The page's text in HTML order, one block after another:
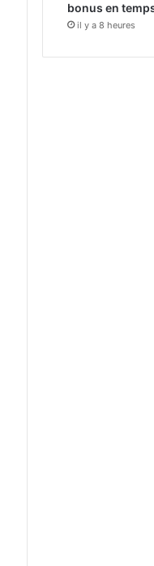
bonus en
il y a 8 heures